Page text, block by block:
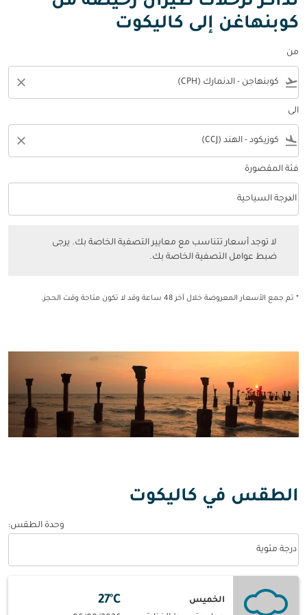
كوبنهاغن إلى كاليكوت
من
flight_takeoff
close
الى
flight_land
close
فئة المقصورة
فئة المقصورة option الدرجة السياحية Selected
الدرجة السياحية
keyboard_arrow_down
لا توجد أسعار تتناسب مع معايير التصفية الخاصة بك. يرجى
ضبط عوامل التصفية الخاصة بك.
* تم جمع الأسعار المعروضة خلال آخر 48 ساعة وقد لا تكون متاحة وقت الحجز.
الطقس في كاليكوت
وحدة الطقس:
درجة مئوية
الخميس
27°C